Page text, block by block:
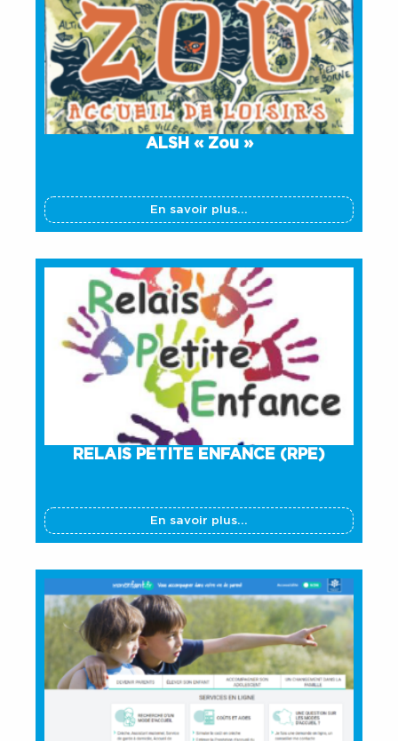
ALSH « Zou »
En savoir plus...
RELAIS PETITE ENFANCE (RPE)
En savoir plus...